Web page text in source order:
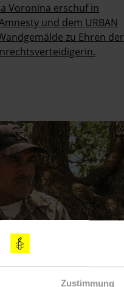
Zustimmung
Voronina erschuf in
und dem URBAN
zu Ehren der
Carrillo!